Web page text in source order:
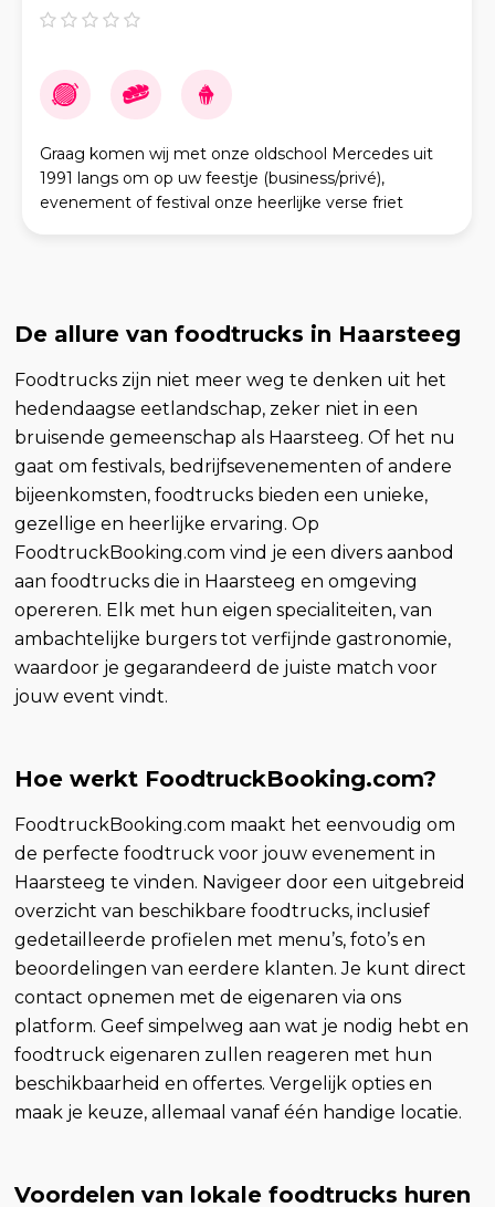
Graag komen wij met onze oldschool Mercedes uit
1991 langs om op uw feestje (business/privé),
evenement of festival onze heerlijke verse friet
De allure van foodtrucks in Haarsteeg
Foodtrucks zijn niet meer weg te denken uit het
hedendaagse eetlandschap, zeker niet in een
bruisende gemeenschap als Haarsteeg. Of het nu
gaat om festivals, bedrijfsevenementen of andere
bijeenkomsten, foodtrucks bieden een unieke,
gezellige en heerlijke ervaring. Op
FoodtruckBooking.com vind je een divers aanbod
aan foodtrucks die in Haarsteeg en omgeving
opereren. Elk met hun eigen specialiteiten, van
ambachtelijke burgers tot verfijnde gastronomie,
waardoor je gegarandeerd de juiste match voor
jouw event vindt.
Hoe werkt FoodtruckBooking.com?
FoodtruckBooking.com maakt het eenvoudig om
de perfecte foodtruck voor jouw evenement in
Haarsteeg te vinden. Navigeer door een uitgebreid
overzicht van beschikbare foodtrucks, inclusief
gedetailleerde profielen met menu’s, foto’s en
beoordelingen van eerdere klanten. Je kunt direct
contact opnemen met de eigenaren via ons
platform. Geef simpelweg aan wat je nodig hebt en
foodtruck eigenaren zullen reageren met hun
beschikbaarheid en offertes. Vergelijk opties en
maak je keuze, allemaal vanaf één handige locatie.
Voordelen van lokale foodtrucks huren